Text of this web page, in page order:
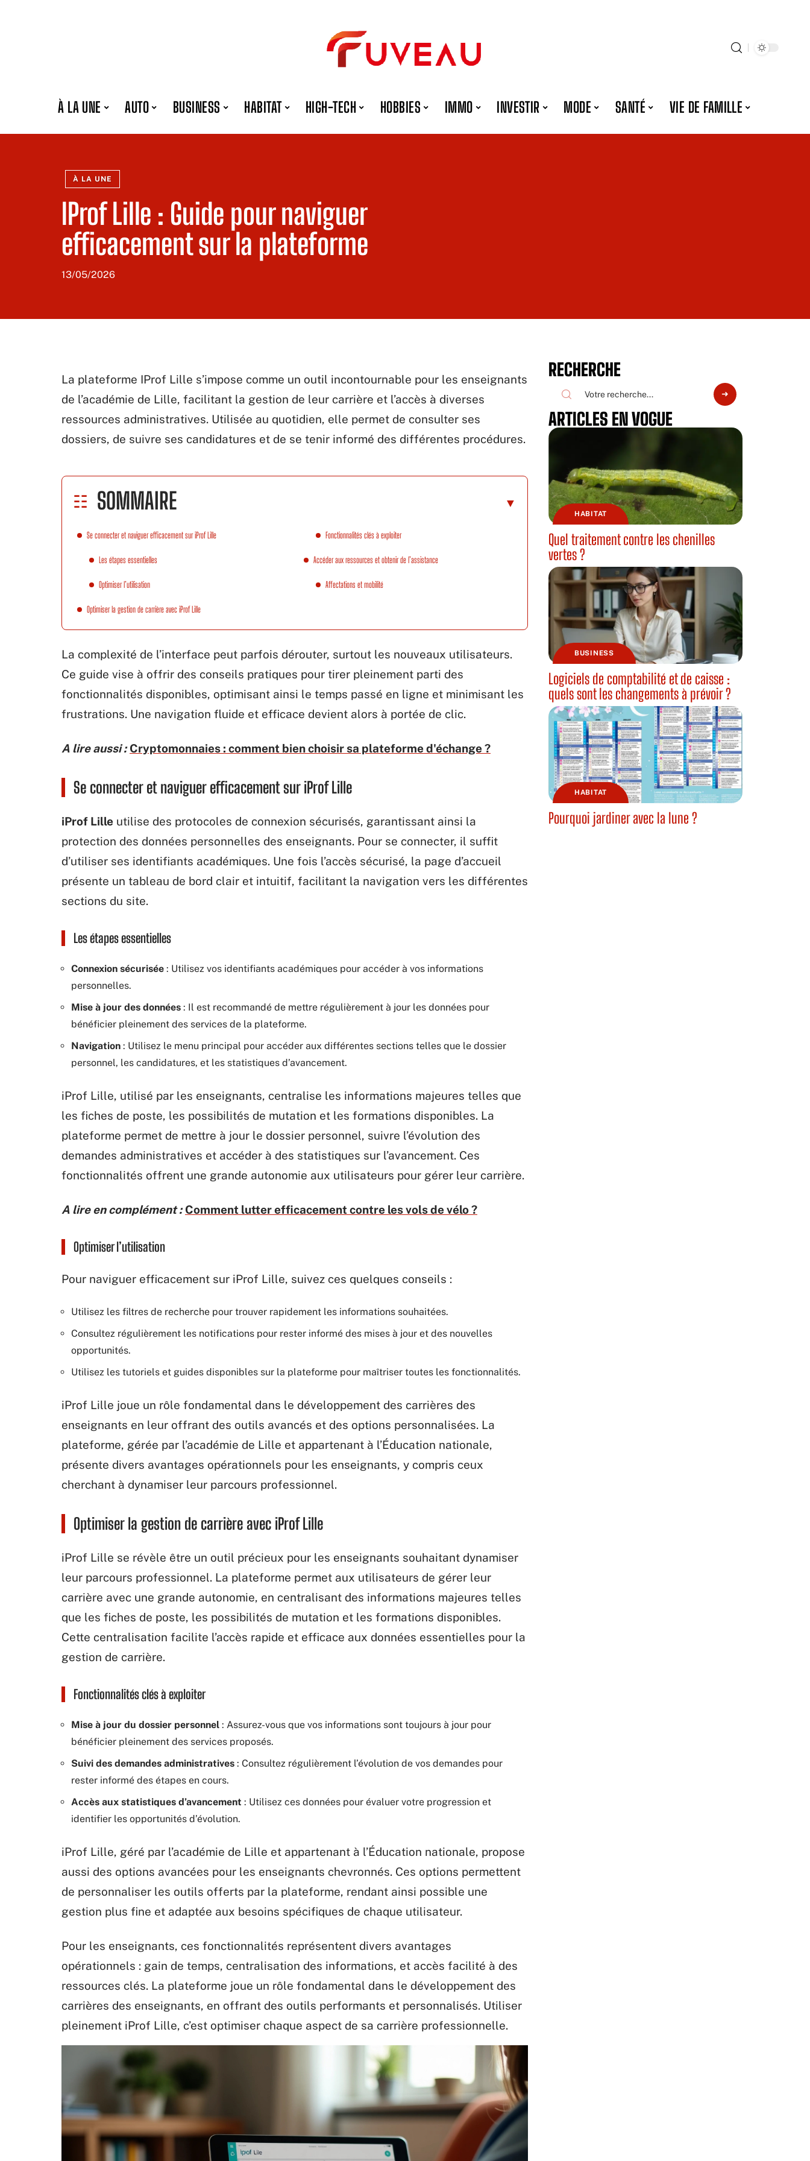
À LA UNE AUTO BUSINESS HABITAT HIGH-TECH HOBBIES IMMO INVESTIR MODE SANTÉ VIE DE FAMILLE
À LA UNE
IProf Lille : Guide pour naviguer
efficacement sur la plateforme
13/05/2026
La plateforme IProf Lille s’impose comme un outil incontournable pour les enseignants
de l’académie de Lille, facilitant la gestion de leur carrière et l’accès à diverses
ressources administratives. Utilisée au quotidien, elle permet de consulter ses
dossiers, de suivre ses candidatures et de se tenir informé des différentes procédures.
SOMMAIRE
Se connecter et naviguer efficacement sur iProf Lille
Les étapes essentielles
Optimiser l’utilisation
Optimiser la gestion de carrière avec iProf Lille
Fonctionnalités clés à exploiter
Accéder aux ressources et obtenir de l’assistance
Affectations et mobilité
La complexité de l’interface peut parfois dérouter, surtout les nouveaux utilisateurs.
Ce guide vise à offrir des conseils pratiques pour tirer pleinement parti des
fonctionnalités disponibles, optimisant ainsi le temps passé en ligne et minimisant les
frustrations. Une navigation fluide et efficace devient alors à portée de clic.
A lire aussi : Cryptomonnaies : comment bien choisir sa plateforme d'échange ?
Se connecter et naviguer efficacement sur iProf Lille
iProf Lille utilise des protocoles de connexion sécurisés, garantissant ainsi la
protection des données personnelles des enseignants. Pour se connecter, il suffit
d’utiliser ses identifiants académiques. Une fois l’accès sécurisé, la page d’accueil
présente un tableau de bord clair et intuitif, facilitant la navigation vers les différentes
sections du site.
Les étapes essentielles
Connexion sécurisée : Utilisez vos identifiants académiques pour accéder à vos informations
personnelles.
Mise à jour des données : Il est recommandé de mettre régulièrement à jour les données pour
bénéficier pleinement des services de la plateforme.
Navigation : Utilisez le menu principal pour accéder aux différentes sections telles que le dossier
personnel, les candidatures, et les statistiques d’avancement.
iProf Lille, utilisé par les enseignants, centralise les informations majeures telles que
les fiches de poste, les possibilités de mutation et les formations disponibles. La
plateforme permet de mettre à jour le dossier personnel, suivre l’évolution des
demandes administratives et accéder à des statistiques sur l’avancement. Ces
fonctionnalités offrent une grande autonomie aux utilisateurs pour gérer leur carrière.
A lire en complément : Comment lutter efficacement contre les vols de vélo ?
Optimiser l’utilisation
Pour naviguer efficacement sur iProf Lille, suivez ces quelques conseils :
Utilisez les filtres de recherche pour trouver rapidement les informations souhaitées.
Consultez régulièrement les notifications pour rester informé des mises à jour et des nouvelles
opportunités.
Utilisez les tutoriels et guides disponibles sur la plateforme pour maîtriser toutes les fonctionnalités.
iProf Lille joue un rôle fondamental dans le développement des carrières des
enseignants en leur offrant des outils avancés et des options personnalisées. La
plateforme, gérée par l’académie de Lille et appartenant à l’Éducation nationale,
présente divers avantages opérationnels pour les enseignants, y compris ceux
cherchant à dynamiser leur parcours professionnel.
Optimiser la gestion de carrière avec iProf Lille
iProf Lille se révèle être un outil précieux pour les enseignants souhaitant dynamiser
leur parcours professionnel. La plateforme permet aux utilisateurs de gérer leur
carrière avec une grande autonomie, en centralisant des informations majeures telles
que les fiches de poste, les possibilités de mutation et les formations disponibles.
Cette centralisation facilite l’accès rapide et efficace aux données essentielles pour la
gestion de carrière.
Fonctionnalités clés à exploiter
Mise à jour du dossier personnel : Assurez-vous que vos informations sont toujours à jour pour
bénéficier pleinement des services proposés.
Suivi des demandes administratives : Consultez régulièrement l’évolution de vos demandes pour
rester informé des étapes en cours.
Accès aux statistiques d’avancement : Utilisez ces données pour évaluer votre progression et
identifier les opportunités d’évolution.
iProf Lille, géré par l’académie de Lille et appartenant à l’Éducation nationale, propose
aussi des options avancées pour les enseignants chevronnés. Ces options permettent
de personnaliser les outils offerts par la plateforme, rendant ainsi possible une
gestion plus fine et adaptée aux besoins spécifiques de chaque utilisateur.
Pour les enseignants, ces fonctionnalités représentent divers avantages
opérationnels : gain de temps, centralisation des informations, et accès facilité à des
ressources clés. La plateforme joue un rôle fondamental dans le développement des
carrières des enseignants, en offrant des outils performants et personnalisés. Utiliser
pleinement iProf Lille, c’est optimiser chaque aspect de sa carrière professionnelle.
RECHERCHE
ARTICLES EN VOGUE
HABITAT
Quel traitement contre les chenilles
vertes ?
BUSINESS
Logiciels de comptabilité et de caisse :
quels sont les changements à prévoir ?
HABITAT
Pourquoi jardiner avec la lune ?